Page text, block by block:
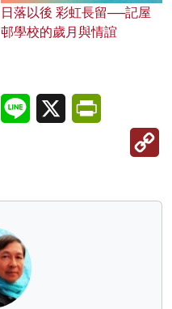
日落以後 彩虹長留──記屋
邨學校的歲月與情誼
LinkedInLine X